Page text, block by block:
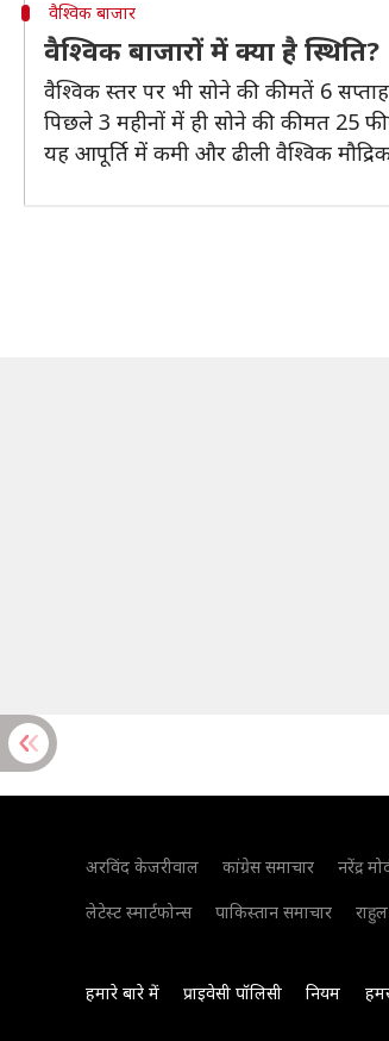
वैश्विक बाजार
वैश्विक बाजारों में क्या है स्थिति?
वैश्विक स्तर पर भी सोने की कीमतें 6
पिछले 3 महीनों में ही सोने की कीमत 25
यह आपूर्ति में कमी और ढीली वैश्विक
अरविंद केजरीवाल कांग्रेस समाचार नरेंद्र
लेटेस्ट स्मार्टफोन्स
पाकिस्तान समाचार
हमारे बारे में प्राइवेसी पॉलिसी नियम